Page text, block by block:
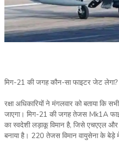
मिग-21 की जगह कौन-सा फाइटर जेट लेगा?
रक्षा अधिकारियों ने मंगलवार को बताया कि
जाएगा। मिग-21 की जगह तेजस Mk1A
का स्वदेशी लड़ाकू विमान है, जिसे एचएएल
बनाया है। 220 तेजस विमान वायुसेना के बेड़े